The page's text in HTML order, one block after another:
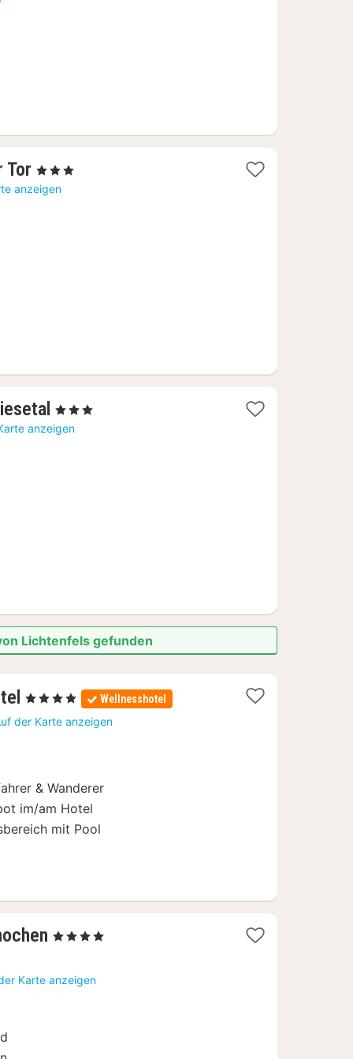
Tor 1
Nacht
, 3 Sterne
anzeigen
1
Nacht
, 3 Sterne
anzeigen
Lichtenfels gefunden
2
Nächte
ab
, 4 Sterne Wellnesshotel
der Karte anzeigen
& Wanderer
im/am Hotel
mit Pool
1
ab
147,50
, 4 Sterne
Karte anzeigen